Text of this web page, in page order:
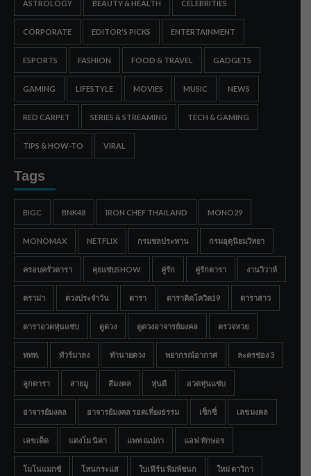
ASTROLOGY BEAUTY & HEALTH CELEBRITIES
CORPORATE EDITOR'S PICKS ENTERTAINMENT
ESPORTS FASHION FOOD & TRAVEL GADGETS
GAMING LIFESTYLE MOVIES MUSIC NEWS
RED CARPET SERIES & STREAMING TECH & GAMING
TIPS & HOW-TO VIRAL
Tags
BIGC BNK48 IRON CHEF THAILAND MONO29
MONOMAX NETFLIX กรมชลประทาน กรมอุตุนิยมวิทยา
ครอบครัวดารา คุยแซ่บSHOW คู่รัก คู่รักดารา งานวิวาห์
ดราม่า ดวงประจำวัน ดารา ดาราติดโควิด19 ดาราสาว
ดาราอวดหุ่นแซ่บ ดูดวง ดูดวงอาจารย์มงคล ตรวจหวย
ททท. ทัวร์มาลง ทำนายดวง พยากรณ์อากาศ ละครช่อง 3
ลูกดารา สายมู สีมงคล หุ่นดี อวดหุ่นแซ่บ
อาจารย์มงคล อาจารย์มงคล รอดเที่ยงธรรม เซ็กซี่ เลขมงคล
เลขเด็ด แตงโม นิดา แพท ณปภา แอฟ ทักษอร
โมโนแมกซ์ โหนกระแส ใบเฟิร์น พิมพ์ชนก ใหม่ ดาวิกา